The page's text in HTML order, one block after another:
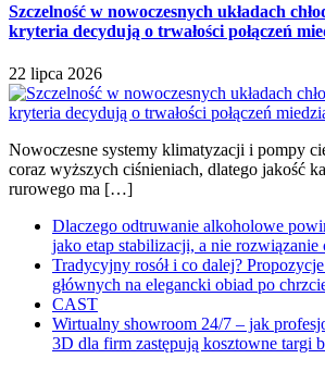
Szczelność w nowoczesnych układach
kryteria decydują o trwałości połączeń
22 lipca 2026
Nowoczesne systemy klimatyzacji i pompy
coraz wyższych ciśnieniach, dlatego jakość
rurowego ma […]
Dlaczego odtruwanie alkoholowe
jako etap stabilizacji, a nie rozwiązanie
Tradycyjny rosół i co dalej?
głównych na elegancki obiad po
CAST
Wirtualny showroom 24/7 – jak
3D dla firm zastępują kosztowne targi